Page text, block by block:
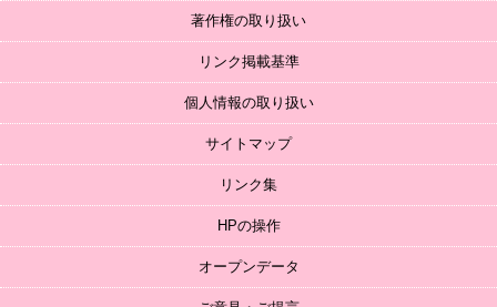
著作権の取り扱い
リンク掲載基準
個人情報の取り扱い
サイトマップ
リンク集
HPの操作
オープンデータ